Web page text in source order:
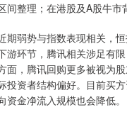
整理；在港股及A股牛市
期弱势与指数表现相关，
游环节，腾讯相关涉足有
面，腾讯回购更多被视为
资者结构偏好。目前买
金净流入规模也会降低。